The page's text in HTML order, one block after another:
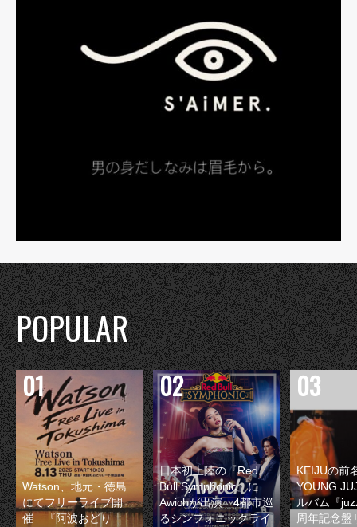
POPULAR
Watson、地元・徳島
にてフリーライブ開
催 『阿波おどり
日本初上陸の『Red
Bull Symphonic』に
Awichが出演 4都市巡
るシンフォニックライ
KEIJUの前
YOUNG
ルバム『
周年記念盤